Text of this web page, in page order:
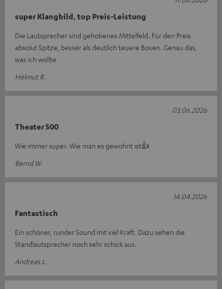
super Klangbild, top Preis-Leistung
Die Lautsprecher sind gehobenes Mittelfeld. Für den Preis
absolut Spitze, besser als deutlich teuere Boxen. Genau das,
was ich wollte
Helmut R.
Theater 500
Wie immer super. Wie man es gewohnt ist👍
Bernd W.
03.06.2026
Fantastisch
Ein schöner, runder Sound mit viel Kraft. Dazu sehen die
Standlautsprecher noch sehr schick aus.
Andreas L.
14.04.2026